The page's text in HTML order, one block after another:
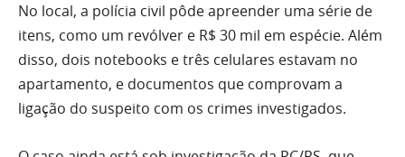
No local, a polícia civil pôde apreender uma série de
itens, como um revólver e R$ 30 mil em espécie. Além
disso, dois notebooks e três celulares estavam no
apartamento, e documentos que comprovam a
ligação do suspeito com os crimes investigados.